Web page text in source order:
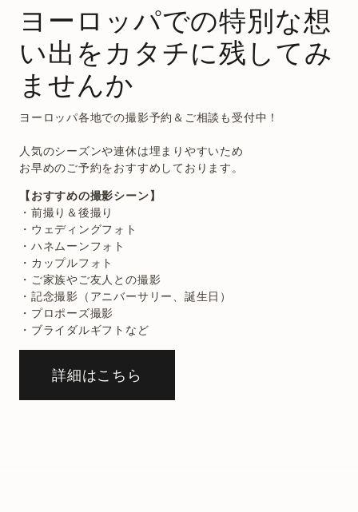
ヨーロッパでの特別な想
い出をカタチに残してみ
ませんか
ヨーロッパ各地での撮影予約＆ご相談も受付中！
人気のシーズンや連休は埋まりやすいため
お早めのご予約をおすすめしております。
【おすすめの撮影シーン】
・前撮り＆後撮り
・ウェディングフォト
・ハネムーンフォト
・カップルフォト
・ご家族やご友人との撮影
・記念撮影（アニバーサリー、誕生日）
・プロポーズ撮影
・ブライダルギフトなど
詳細はこちら